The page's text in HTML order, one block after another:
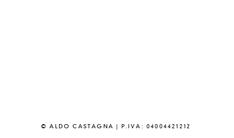
© ALDO CASTAGNA | P.IVA: 04004421212